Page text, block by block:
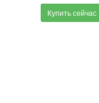
Купить сейчас